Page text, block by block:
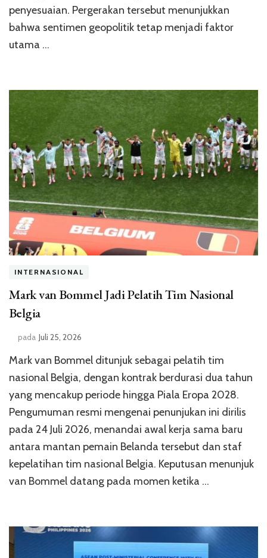
penyesuaian. Pergerakan tersebut menunjukkan
bahwa sentimen geopolitik tetap menjadi faktor
utama …
INTERNASIONAL
Mark van Bommel Jadi Pelatih Tim Nasional
Belgia
pada Juli 25, 2026
Mark van Bommel ditunjuk sebagai pelatih tim
nasional Belgia, dengan kontrak berdurasi dua tahun
yang mencakup periode hingga Piala Eropa 2028.
Pengumuman resmi mengenai penunjukan ini dirilis
pada 24 Juli 2026, menandai awal kerja sama baru
antara mantan pemain Belanda tersebut dan staf
kepelatihan tim nasional Belgia. Keputusan menunjuk
van Bommel datang pada momen ketika …